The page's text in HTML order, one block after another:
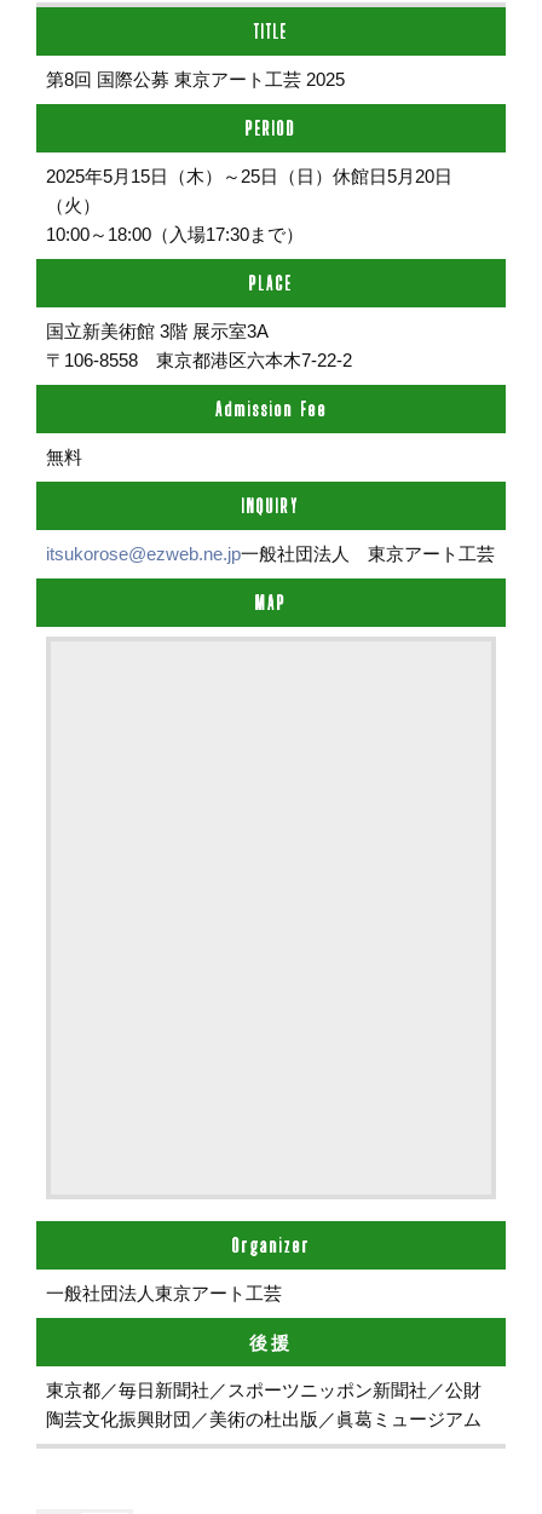
TITLE
第8回 国際公募 東京アート工芸 2025
PERIOD
2025年5月15日（木）～25日（日）休館日5月20日
（火）
10:00～18:00（入場17:30まで）
PLACE
国立新美術館 3階 展示室3A
〒106-8558 東京都港区六本木7-22-2
Admission Fee
無料
INQUIRY
itsukorose@ezweb.ne.jp一般社団法人 東京アート工芸
MAP
Organizer
一般社団法人東京アート工芸
後援
東京都／毎日新聞社／スポーツニッポン新聞社／公財
陶芸文化振興財団／美術の杜出版／眞葛ミュージアム